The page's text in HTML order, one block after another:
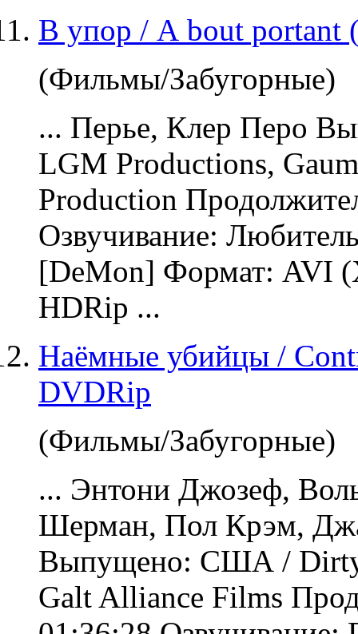
В упор / А bout portant
(Фильмы/Забугорные)
... Перье, Клер Перо
LGM Productions,
Production
Озвучивание:
[DeMon] Формат: AVI
HDRip ...
Наёмные убийцы /
DVDRip
(Фильмы/Забугорные)
... Энтони Джозеф,
Шерман, Пол Крэм,
Выпущено: США / Dirty
Galt Alliance Films